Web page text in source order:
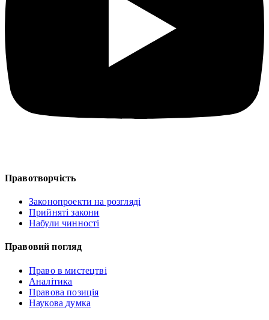
Правотворчість
Законопроекти на розгляді
Прийняті закони
Набули чинності
Правовий погляд
Право в мистецтві
Аналітика
Правова позиція
Наукова думка